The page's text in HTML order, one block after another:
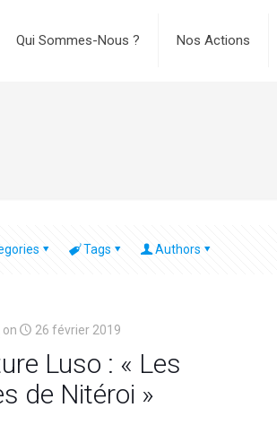
Qui Sommes-Nous ? Nos Actions
Tags Authors
on 26 février 2019
Luso : « Les
de Nitéroi »